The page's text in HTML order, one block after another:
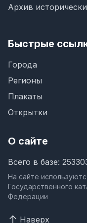
Архив
Быстрые
Города
Регионы
Плакаты
Открытки
О сайте
Всего в базе:
На сайте
Государственного
Федерации
Наверх